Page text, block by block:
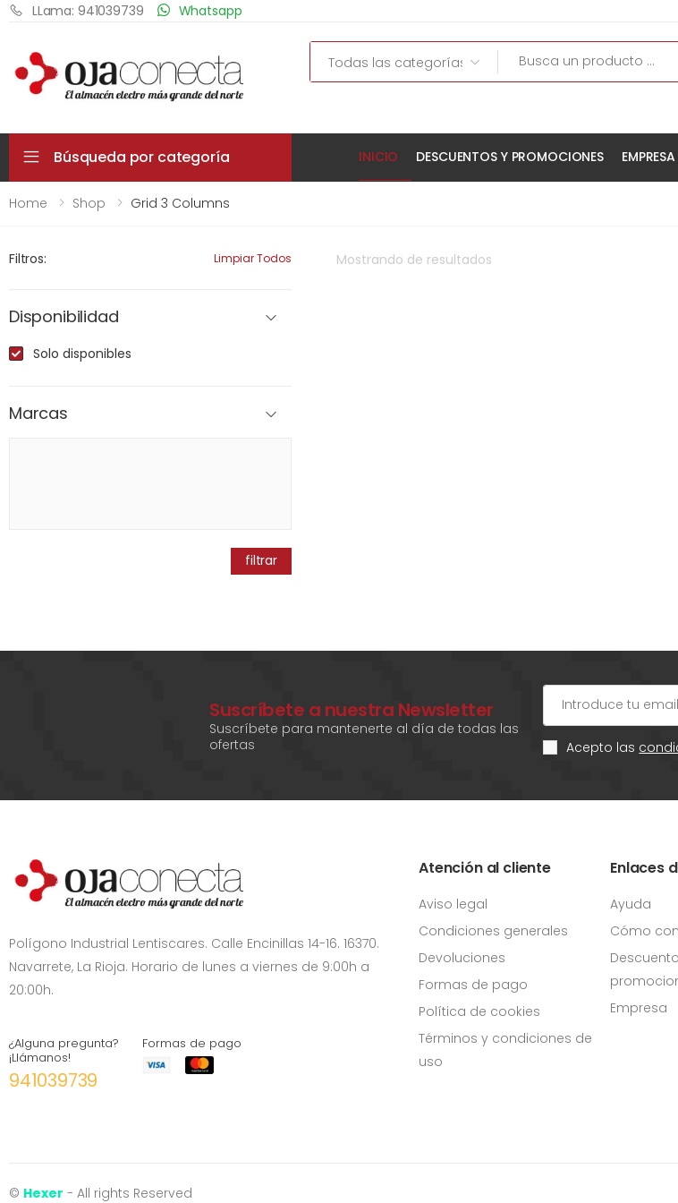
LLama: 941039739 Whatsapp
Search
Búsqueda por categoría INICIO DESCUENTOS Y PROMOCIONES EMPRESA
Home Shop Grid 3 Columns
Mostrando de resultados
Filtros: Limpiar Todos
Disponibilidad
Solo disponibles
Marcas
filtrar
Suscríbete a nuestra Newsletter
Suscríbete para mantenerte al día de todas las
ofertas
Acepto las
Polígono Industrial Lentiscares. Calle Encinillas 14-16. 16370.
Navarrete, La Rioja. Horario de lunes a viernes de 9:00h a
20:00h.
¿Alguna pregunta?
¡Llámanos!
941039739
Formas de pago
Atención al cliente
Aviso legal
Condiciones generales
Devoluciones
Formas de pago
Política de cookies
Términos y condiciones de
uso
Enlaces
Ayuda
Cómo
Empresa
© Hexer - All rights Reserved